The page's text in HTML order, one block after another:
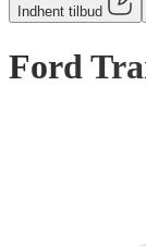
Indhent tilbud
Ford